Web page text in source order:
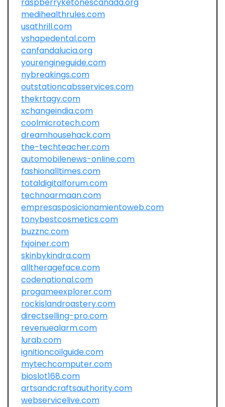
medihealthrules.com
usathrill.com
vshapedental.com
canfandalucia.org
yourengineguide.com
nybreakings.com
outstationcabsservices.com
thekrtagy.com
xchangeindia.com
coolmicrotech.com
dreamhousehack.com
the-techteacher.com
automobilenews-online.com
fashionalltimes.com
totaldigitalforum.com
technoarmaan.com
empresasposicionamientoweb.com
tonybestcosmetics.com
buzznc.com
fxjoiner.com
skinbykindra.com
alltherageface.com
codenational.com
progameexplorer.com
rockislandroastery.com
directselling-pro.com
revenuealarm.com
lurab.com
ignitioncoilguide.com
mytechcomputer.com
bioslot168.com
artsandcraftsauthority.com
webservicelive.com